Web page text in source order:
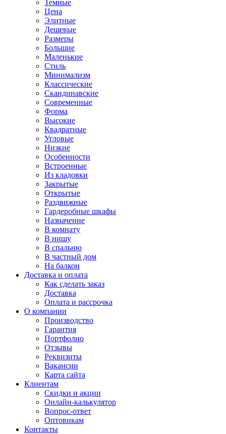
Темные
Цена
Элитные
Дешевые
Размеры
Большие
Маленькие
Стиль
Минимализм
Классические
Скандинавские
Современные
Форма
Высокие
Квадратные
Угловые
Низкие
Особенности
Встроенные
Из кладовки
Закрытые
Открытые
Раздвижные
Гардеробные шкафы
Назначение
В комнату
В нишу
В спальню
В частный дом
На балкон
Доставка и оплата
Как сделать заказ
Доставка
Оплата и рассрочка
О компании
Производство
Гарантия
Портфолио
Отзывы
Реквизиты
Вакансии
Карта сайта
Клиентам
Скидки и акции
Онлайн-калькулятор
Вопрос-ответ
Оптовикам
Контакты